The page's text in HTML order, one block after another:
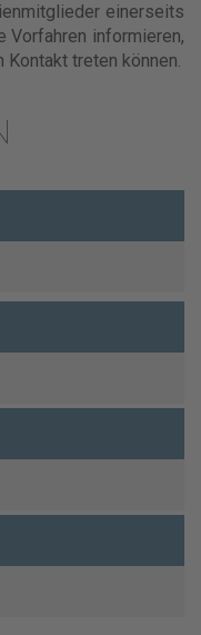
einerseits
Vorfahren informieren,
Kontakt treten können.